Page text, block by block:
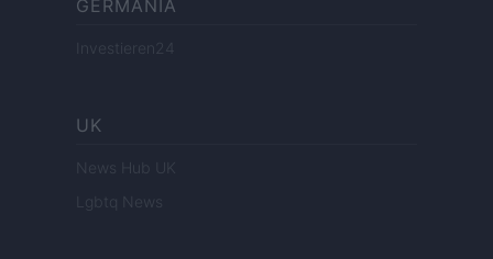
GERMANIA
Investieren24
UK
News Hub UK
Lgbtq News